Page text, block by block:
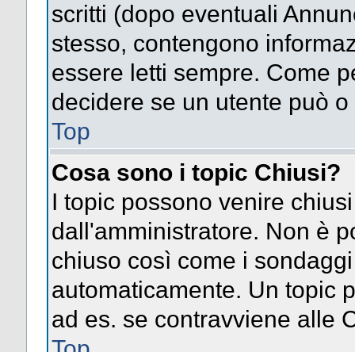
scritti (dopo eventuali
stesso, contengono
essere letti sempre. Come
decidere se un utente può
Top
Cosa sono i topic Chiusi?
I topic possono venire
dall'amministratore. Non è
chiuso così come i
automaticamente. Un topic
ad es. se contravviene alle